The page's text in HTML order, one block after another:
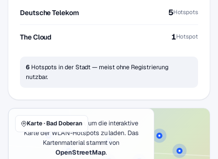
Deutsche Telekom 5Hotspots
The Cloud 1Hotspot
6Hotspots in der Stadt — meist ohne Registrierung
nutzbar.
Klicke auf den Button, um die interaktive
Karte der WLAN-Hotspots zu laden. Das
Kartenmaterial stammt von
OpenStreetMap.
Karte · Bad Doberan